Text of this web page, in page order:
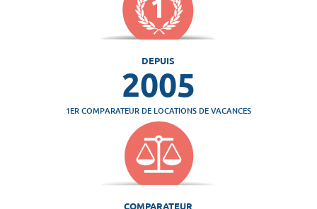
DEPUIS
2005
1ER COMPARATEUR DE LOCATIONS DE VACANCES
COMPARATEUR